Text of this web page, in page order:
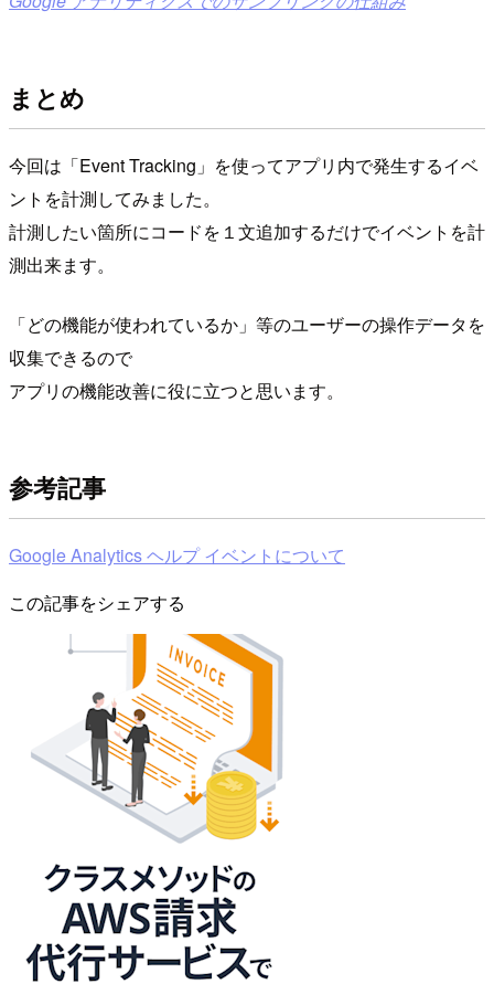
まとめ
今回は「Event Tracking」を使ってアプリ内で発生するイベ
ントを計測してみました。
計測したい箇所にコードを１文追加するだけでイベントを計
測出来ます。
「どの機能が使われているか」等のユーザーの操作データを
収集できるので
アプリの機能改善に役に立つと思います。
参考記事
Google Analytics ヘルプ イベントについて
この記事をシェアする